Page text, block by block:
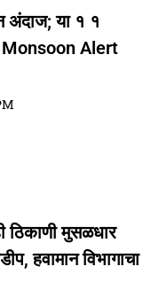
अंदाज; या १ १
Monsoon Alert
ठिकाणी मुसळधार
हवामान विभागाचा